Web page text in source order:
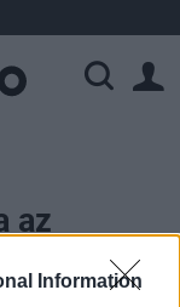
Information
az